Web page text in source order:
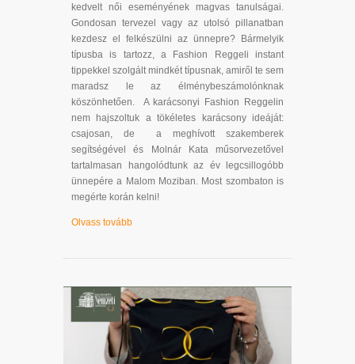
kedvelt női eseményének magvas tanulságai.
Gondosan tervezel vagy az utolsó pillanatban
kezdesz el felkészülni az ünnepre? Bármelyik
típusba is tartozz, a Fashion Reggeli instant
tippekkel szolgált mindkét típusnak, amiről te sem
maradsz le az élménybeszámolónknak
köszönhetően. A karácsonyi Fashion Reggelin
nem hajszoltuk a tökéletes karácsony ideáját:
csajosan, de a meghívott szakemberek
segítségével és Molnár Kata műsorvezetővel
tartalmasan hangolódtunk az év legcsillogóbb
ünnepére a Malom Moziban. Most szombaton is
megérte korán kelni!
Olvass tovább